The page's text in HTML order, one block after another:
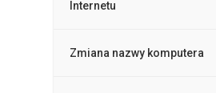
Internetu
Zmiana nazwy komputera
–